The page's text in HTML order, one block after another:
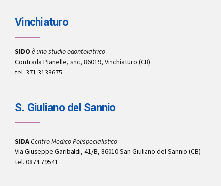
Vinchiaturo
SIDO è uno studio odontoiatrico
Contrada Pianelle, snc, 86019, Vinchiaturo (CB)
tel. 371-3133675
S. Giuliano del Sannio
SIDACentro Medico Polispecialistico
Via Giuseppe Garibaldi, 41/B, 86010 San Giuliano del Sannio (CB)
tel. 0874.79541